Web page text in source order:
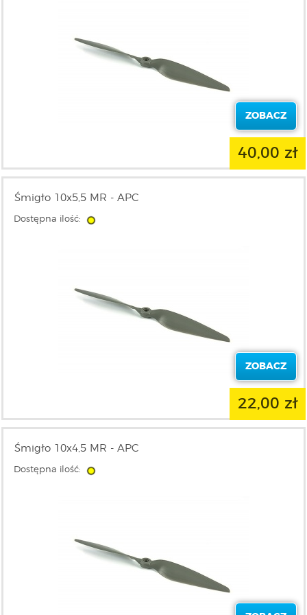
ZOBACZ
40,00 zł
Śmigło 10x5,5 MR - APC
Dostępna ilość:
ZOBACZ
22,00 zł
Śmigło 10x4,5 MR - APC
Dostępna ilość: